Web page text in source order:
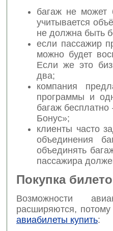
багаж не может
учитывается
не должна быть
если пассажир
можно будет
Если же это
два;
компания
программы и
багаж
Бонус»;
клиенты часто
объединения
объединять
пассажира
Покупка
Возможности
расширяются,
авиабилеты купить: